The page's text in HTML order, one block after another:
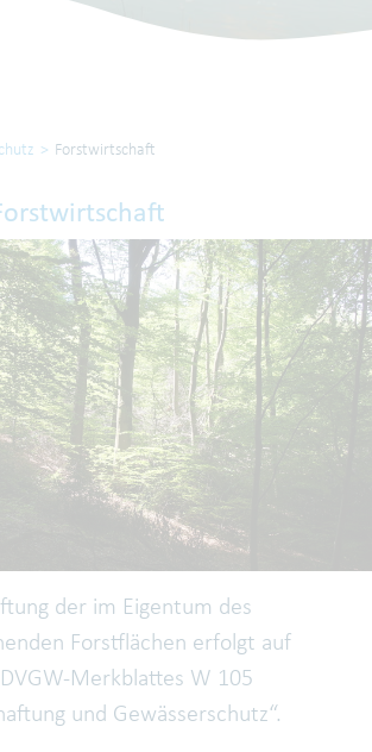
Forstwirtschaft
der im Eigentum des
Forstflächen erfolgt auf
Merkblattes W 105
und Gewässerschutz“.